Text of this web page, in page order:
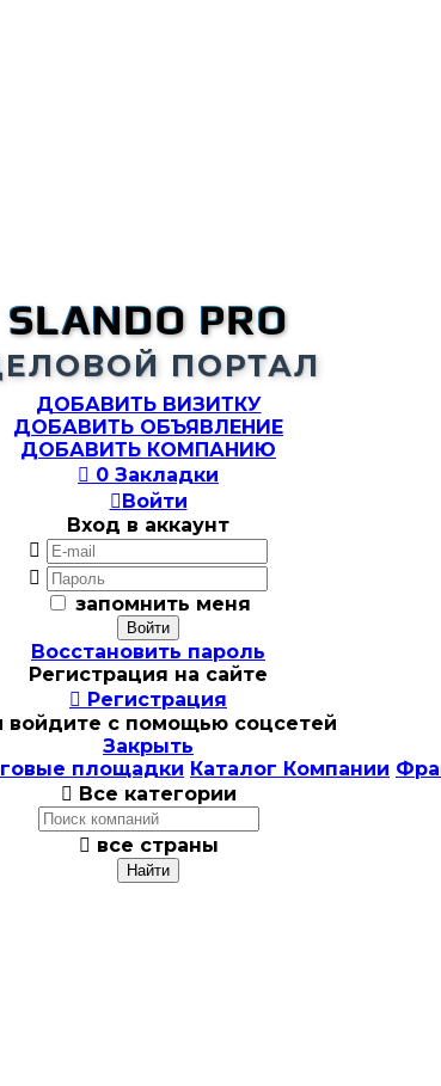
SLANDO PRO
ПОРТАЛ
ДОБАВИТЬ ВИЗИТКУ
ДОБАВИТЬ ОБЪЯВЛЕНИЕ
ДОБАВИТЬ КОМПАНИЮ
 0 Закладки
Войти
Вход в аккаунт


запомнить меня
Восстановить пароль
Регистрация на сайте
 Регистрация
войдите с помощью соцсетей
Закрыть
площадки Каталог Компании
 Все категории
 все страны